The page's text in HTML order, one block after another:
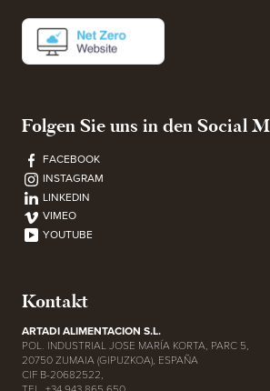
Folgen Sie uns in den Social
FACEBOOK
INSTAGRAM
LINKEDIN
VIMEO
YOUTUBE
Kontakt
ARTADI ALIMENTACION S.L.
POL. INDUSTRIAL JOSE MARÍA KORTA, PARC 5,
20750 ZUMAIA (GIPUZKOA), ESPAÑA
CIF B-20682522,